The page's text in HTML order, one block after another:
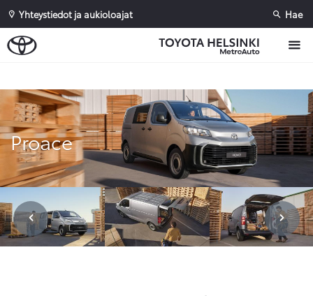
Yhteystiedot ja aukioloajat Hae
Proace